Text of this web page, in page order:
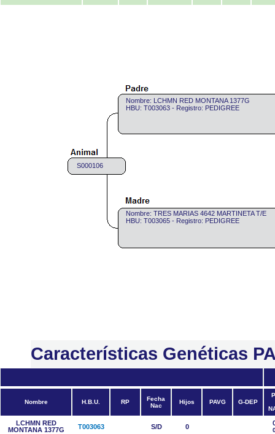
S000106
Nombre: LCHMN RED MONTANA 1377G
HBU: T003063 - Registro: PEDIGREE
Nombre: TRES MARIAS 4642 MARTINETA T/E
HBU: T003065 - Registro: PEDIGREE
Características Genéticas
Nombre H.B.U. RP
Fecha
Nac
Hijos PAVG G-DEP
LCHMN RED
MONTANA 1377G
T003063 S/D 0